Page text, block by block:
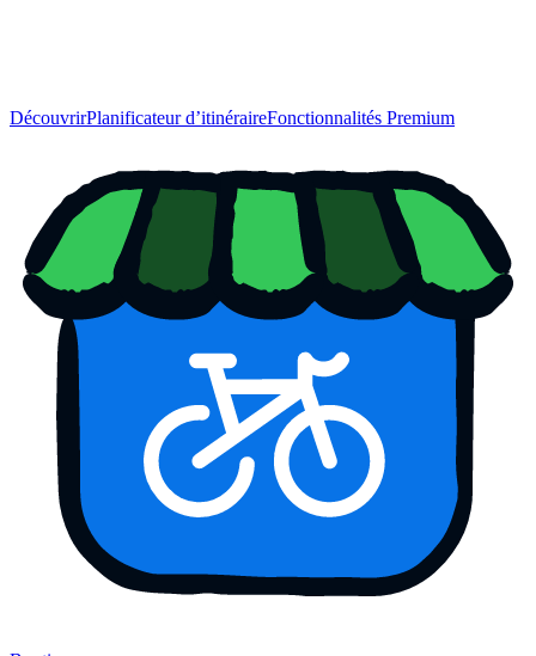
DécouvrirPlanificateur d’itinéraireFonctionnalités Premium